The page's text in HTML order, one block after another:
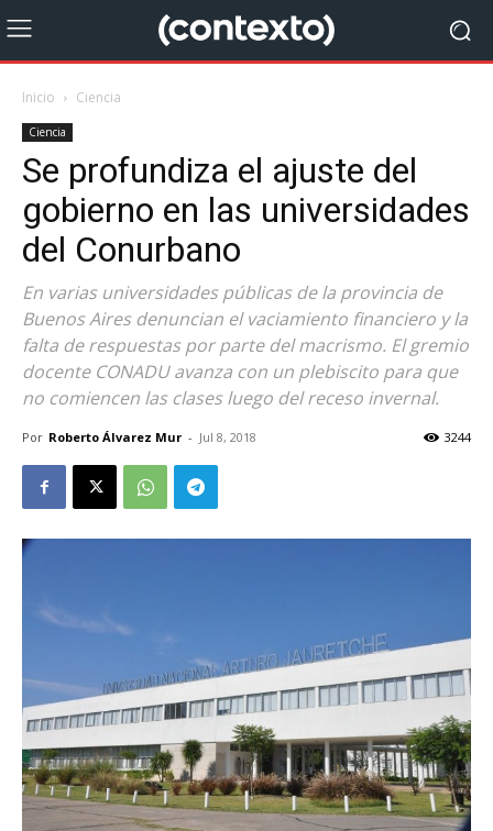
Inicio Ciencia
Ciencia
Se profundiza el ajuste del
gobierno en las universidades
del Conurbano
En varias universidades públicas de la provincia de
Buenos Aires denuncian el vaciamiento financiero y la
falta de respuestas por parte del macrismo. El gremio
docente CONADU avanza con un plebiscito para que
no comiencen las clases luego del receso invernal.
Por Roberto Álvarez Mur - Jul 8, 2018 3244